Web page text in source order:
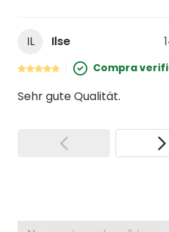
IL Ilse
Compra
Sehr gute Qualität.